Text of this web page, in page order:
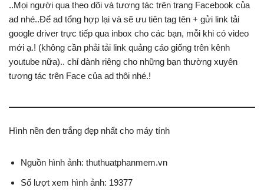
..Mọi người qua theo dõi và tương tác trên trang Facebook của
ad nhé..Để ad tổng hợp lại và sẽ ưu tiên tag tên + gửi link tải
google driver trực tiếp qua inbox cho các bạn, mỗi khi có video
mới ạ.! (không cần phải tải link quảng cáo giống trên kênh
youtube nữa).. chỉ dành riêng cho những bạn thường xuyên
tương tác trên Face của ad thôi nhé.!
Hình nền đen trắng đẹp nhất cho máy tính
Nguồn hình ảnh: thuthuatphanmem.vn
Số lượt xem hình ảnh: 19377